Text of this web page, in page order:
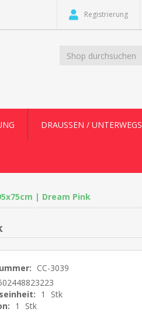
Registrierung
DRAUSSEN / UNTERWEGS
| Dream Pink
CC-3039
1
Stk
1 Stk